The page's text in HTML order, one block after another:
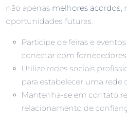
não apenas melhores acordos,
oportunidades futuras.
Participe de feiras e
conectar com fornecedores.
Utilize redes sociais
para estabelecer uma rede
Mantenha-se em contato
relacionamento de